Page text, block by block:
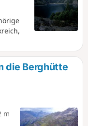
die Berghütte
m